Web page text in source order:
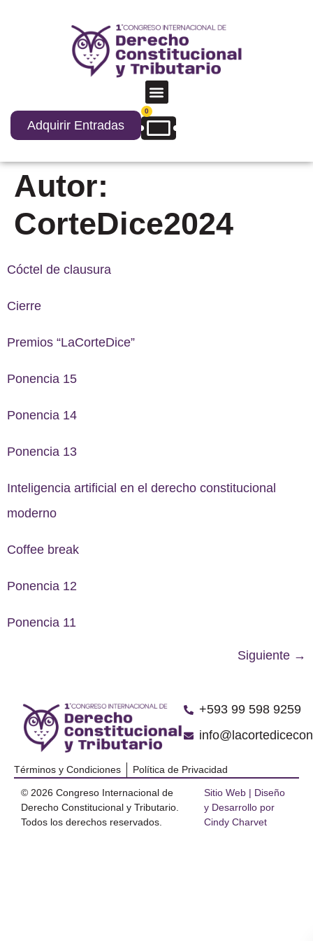
Adquirir Entradas
0
Autor:
CorteDice2024
Cóctel de clausura
Cierre
Premios “LaCorteDice”
Ponencia 15
Ponencia 14
Ponencia 13
Inteligencia artificial en el derecho constitucional
moderno
Coffee break
Ponencia 12
Ponencia 11
Siguiente →
‪+593 99 598 9259‬
Términos y Condiciones Política de Privacidad
© 2026 Congreso Internacional de
Derecho Constitucional y Tributario.
Todos los derechos reservados.
Sitio Web | Diseño
y Desarrollo por
Cindy Charvet